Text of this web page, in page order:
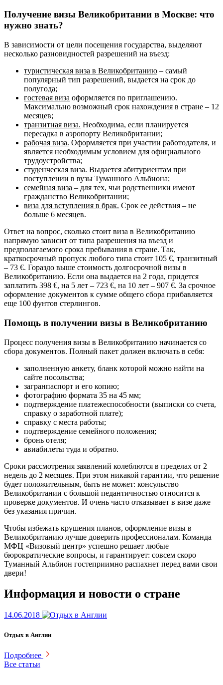
Получение визы Великобритании в Москве: что
нужно знать?
В зависимости от цели посещения государства, выделяют
несколько разновидностей разрешений на въезд:
туристическая виза в Великобританию – самый
популярный тип разрешений, выдается на срок до
полугода;
гостевая виза оформляется по приглашению.
Максимально возможный срок нахождения в стране – 12
месяцев;
транзитная виза. Необходима, если планируется
пересадка в аэропорту Великобритании;
рабочая виза. Оформляется при участии работодателя, и
является необходимым условием для официального
трудоустройства;
студенческая виза. Выдается абитуриентам при
поступлении в вузы Туманного Альбиона;
семейная виза – для тех, чьи родственники имеют
гражданство Великобритании;
виза для вступления в брак. Срок ее действия – не
больше 6 месяцев.
Ответ на вопрос, сколько стоит виза в Великобританию
напрямую зависит от типа разрешения на въезд и
предполагаемого срока пребывания в стране. Так,
краткосрочный пропуск любого типа стоит 105 €, транзитный
– 73 €. Гораздо выше стоимость долгосрочной визы в
Великобританию. Если она выдается на 2 года, придется
заплатить 398 €, на 5 лет – 723 €, на 10 лет – 907 €. За срочное
оформление документов к сумме общего сбора прибавляется
еще 100 фунтов стерлингов.
Помощь в получении визы в Великобританию
Процесс получения визы в Великобританию начинается со
сбора документов. Полный пакет должен включать в себя:
заполненную анкету, бланк которой можно найти на
сайте посольства;
загранпаспорт и его копию;
фотографию формата 35 на 45 мм;
подтверждение платежеспособности (выписки со счета,
справку о заработной плате);
справку с места работы;
подтверждение семейного положения;
бронь отеля;
авиабилеты туда и обратно.
Сроки рассмотрения заявлений колеблются в пределах от 2
недель до 2 месяцев. При этом никакой гарантии, что решение
будет положительным, быть не может: консульство
Великобритании с большой педантичностью относится к
проверке документов. И очень часто отказывает в визе даже
без указания причин.
Чтобы избежать крушения планов, оформление визы в
Великобританию лучше доверить профессионалам. Команда
МФЦ «Визовый центр» успешно решает любые
бюрократические вопросы, и гарантирует: совсем скоро
Туманный Альбион гостеприимно распахнет перед вами свои
двери!
Информация и новости о стране
14.06.2018
Отдых в Англии
Подробнее
Все статьи